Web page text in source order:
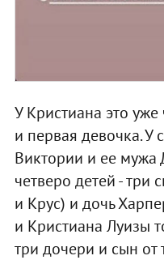
У Кристиана это
и первая девочка. У
Виктории и ее мужа
четверо детей - три
и Крус) и дочь
и Кристиана Луизы
три дочери и сын от